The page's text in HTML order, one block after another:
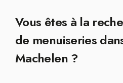
Vous êtes à la
de menuiseries
Machelen ?